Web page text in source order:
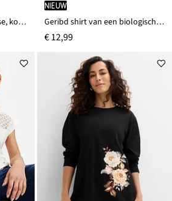
Blouse van soepele viscose, korte mouw
Nieuw
Geribd shirt van een biologisch katoenmix
€ 12,99